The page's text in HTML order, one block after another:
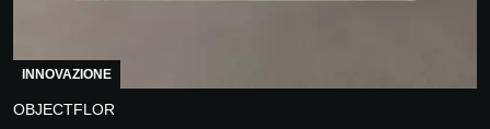
INNOVAZIONE
OBJECTFLOR